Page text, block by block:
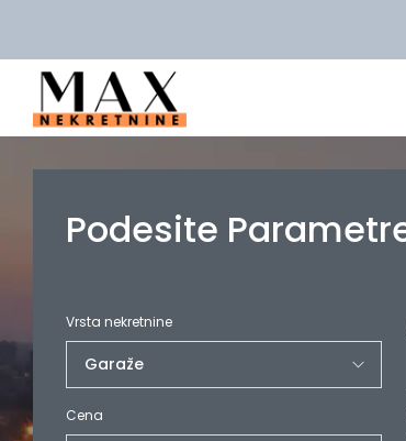
Podesite
Vrsta nekretnine
Cena